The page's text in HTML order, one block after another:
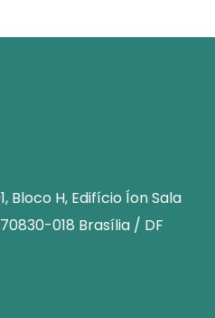
Bloco H, Edifício Íon Sala
018 Brasília / DF